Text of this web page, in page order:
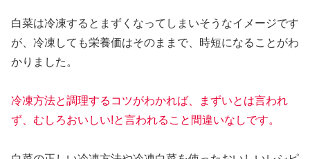
白菜は冷凍するとまずくなってしまいそうなイメージです
が、冷凍しても栄養価はそのままで、時短になることがわ
かりました。
冷凍方法と調理するコツがわかれば、まずいとは言われ
ず、むしろおいしい!と言われること間違いなしです。